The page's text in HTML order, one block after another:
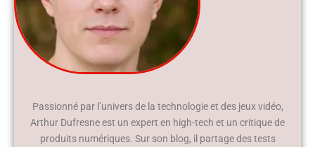
Passionné par l’univers de la technologie et des jeux vidéo,
Arthur Dufresne est un expert en high-tech et un critique de
produits numériques. Sur son blog, il partage des tests